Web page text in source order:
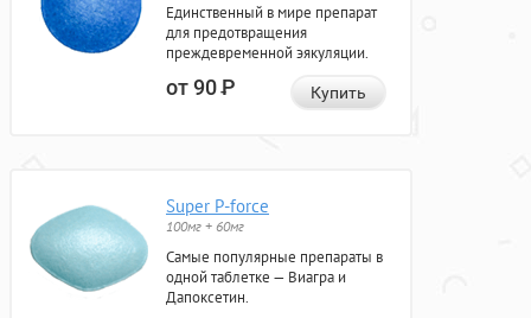
Единственный в мире препарат
для предотвращения
преждевременной эякуляции.
от 90Р Купить
Super P-force
100мг + 60мг
Самые популярные препараты в
одной таблетке — Виагра и
Дапоксетин.